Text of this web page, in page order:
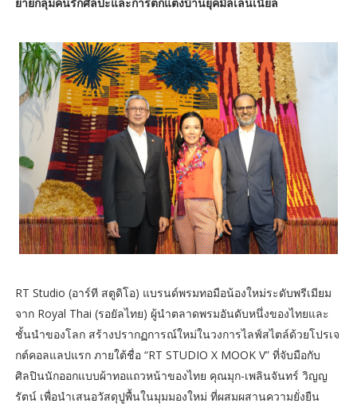
RT Studio (อาร์ที สตูดิโอ) แบรนด์พรมทอมือน้องใหม่ระดับพรีเมียม
จาก Royal Thai (รอยัลไทย) ผู้นำตลาดพรมอันดับหนึ่งของไทยและ
ชั้นนำของโลก สร้างปรากฏการณ์ใหม่ในวงการไลฟ์สไตล์ด้วยโปรเจ
กต์คอลแลปแรก ภายใต้ชื่อ “RT STUDIO X MOOK V” ที่จับมือกับ
ศิลปินนักออกแบบผ้าทอแถวหน้าของไทย คุณมุก-เพลินจันทร์ วิญญ
รัตน์ เพื่อนำเสนอวัสดุปูพื้นในมุมมองใหม่ ที่ผสมผสานความยั่งยืน